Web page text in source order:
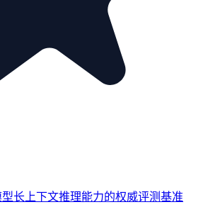
长上下文推理能力的权威评测基准